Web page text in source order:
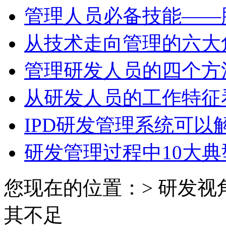
管理人员必备技能——
从技术走向管理的六
管理研发人员的四个方
从研发人员的工作特
IPD研发管理系统可以
研发管理过程中10大
您现在的位置：> 研发
其不足